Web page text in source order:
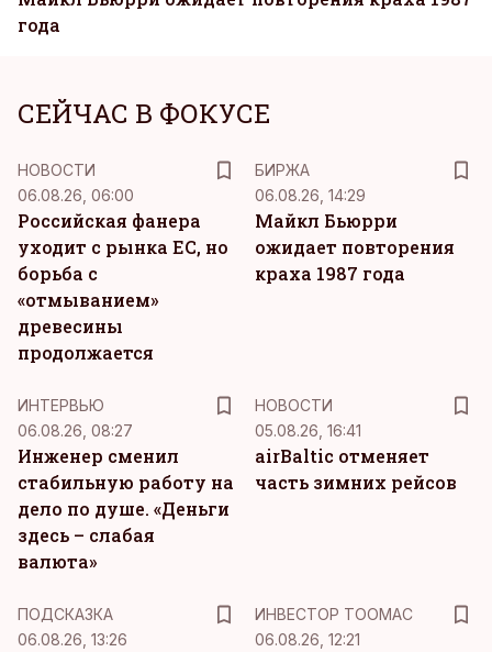
года
СЕЙЧАС В ФОКУСЕ
НОВОСТИ
06.08.26, 06:00
Российская фанера
уходит с рынка ЕС, но
борьба с
«отмыванием»
древесины
продолжается
БИРЖА
06.08.26, 14:29
Майкл Бьюрри
ожидает повторения
краха 1987 года
ИНТЕРВЬЮ
06.08.26, 08:27
Инженер сменил
стабильную работу на
дело по душе. «Деньги
здесь – слабая
валюта»
НОВОСТИ
05.08.26, 16:41
airBaltic отменяет
часть зимних рейсов
ПОДСКАЗКА
06.08.26, 13:26
ИНВЕСТОР ТООМАС
06.08.26, 12:21